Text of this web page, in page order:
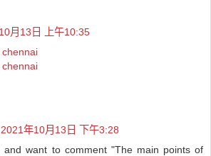
月13日 上午10:35
2021年10月13日 下午3:28
and want to comment "The main points of